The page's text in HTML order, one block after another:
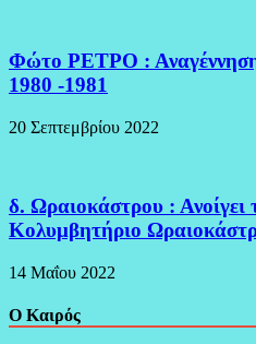
Φώτο ΡΕΤΡΟ : Αναγέννηση
1980 -1981
20 Σεπτεμβρίου 2022
δ. Ωραιοκάστρου : Ανοίγει
Κολυμβητήριο
14 Μαΐου 2022
Ο Καιρός